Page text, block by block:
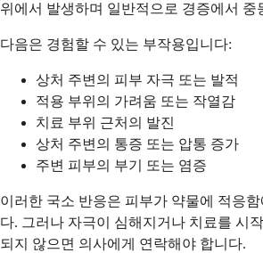
위에서 발생하며 일반적으로 경증에서 중
다음은 경험할 수 있는 부작용입니다:
상처 주변의 피부 자극 또는 발적
적용 부위의 가려움 또는 작열감
치료 부위 근처의 발진
상처 주변의 통증 또는 압통 증가
주변 피부의 부기 또는 염증
이러한 국소 반응은 피부가 약물에 적응
다. 그러나 자극이 심해지거나 치료를 시
되지 않으면 의사에게 연락해야 합니다.